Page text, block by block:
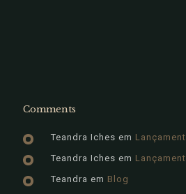
Comments
Teandra Iches em
Teandra Iches em
Teandra em Blog